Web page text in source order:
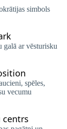
simbols
galā ar vēsturisku
spēles,
vecumu
centrs